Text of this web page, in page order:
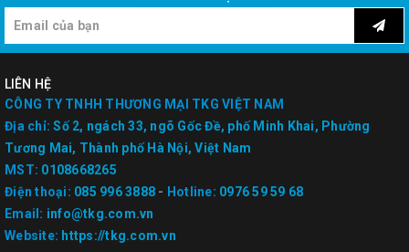
LIÊN HỆ
CÔNG TY TNHH THƯƠNG MẠI TKG VIỆT NAM
Địa chỉ: Số 2, ngách 33, ngõ Gốc Đề, phố Minh Khai, Phường
Tương Mai, Thành phố Hà Nội, Việt Nam
MST: 0108668265
Điện thoại: 085 996 3888 - Hotline: 0976 59 59 68
Email: info@tkg.com.vn
Website: https://tkg.com.vn